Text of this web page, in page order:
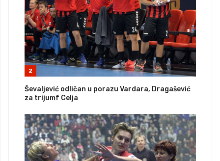
2
Ševaljević odličan u porazu Vardara, Dragašević
za trijumf Celja